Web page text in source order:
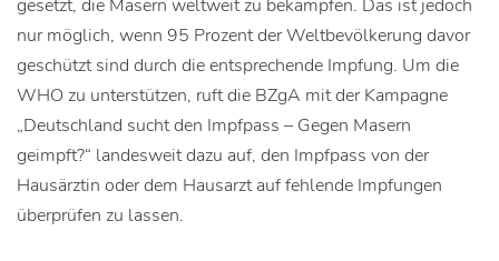
gesetzt, die Masern weltweit zu bekämpfen. Das ist jedoch
nur möglich, wenn 95 Prozent der Weltbevölkerung davor
geschützt sind durch die entsprechende Impfung. Um die
WHO zu unterstützen, ruft die BZgA mit der Kampagne
„Deutschland sucht den Impfpass – Gegen Masern
geimpft?“ landesweit dazu auf, den Impfpass von der
Hausärztin oder dem Hausarzt auf fehlende Impfungen
überprüfen zu lassen.